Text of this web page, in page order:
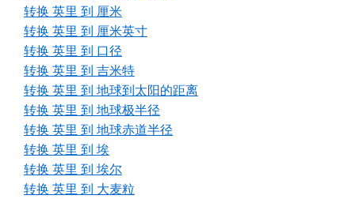
转换 英里 到 厘米
转换 英里 到 厘米英寸
转换 英里 到 口径
转换 英里 到 吉米特
转换 英里 到 地球到太阳的距离
转换 英里 到 地球极半径
转换 英里 到 地球赤道半径
转换 英里 到 埃
转换 英里 到 埃尔
转换 英里 到 大麦粒